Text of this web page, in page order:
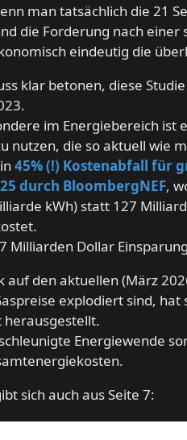
man tatsächlich die 21
die Forderung nach
eindeutig die
klar betonen, diese
im Energiebereich ist
nutzen, die so aktuell wie
45% (!) Kostenabfall für
durch BloombergNEF,
kWh) statt 127
Milliarden Dollar
auf den aktuellen (März
explodiert sind, hat
herausgestellt.
Energiewende
sich auch aus Seite 7: